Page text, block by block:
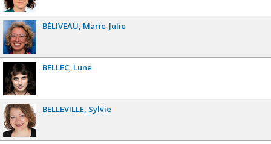
BÉLIVEAU Marie-Julie
BELLEC Lune
BELLEVILLE Sylvie